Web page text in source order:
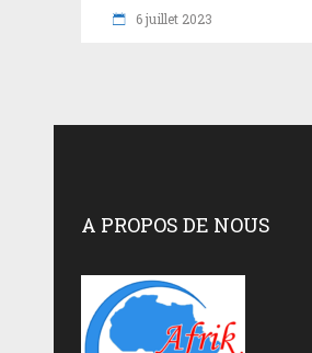
6 juillet 2023
A PROPOS DE NOUS